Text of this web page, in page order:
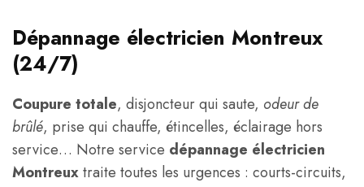
Dépannage électricien Montreux
(24/7)
Coupure totale, disjoncteur qui saute, odeur de
brûlé, prise qui chauffe, étincelles, éclairage hors
service… Notre service dépannage électricien
Montreuxtraite toutes les urgences : courts-circuits,